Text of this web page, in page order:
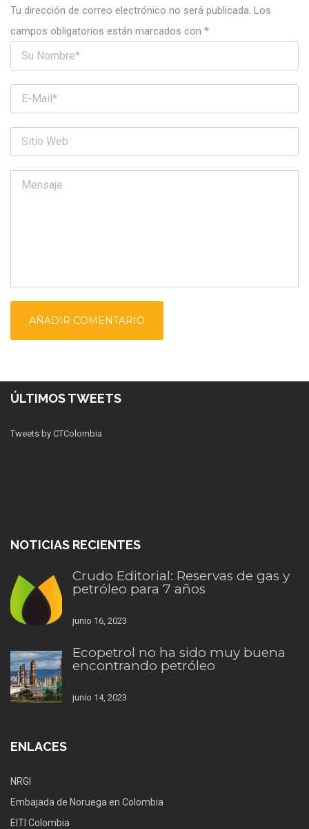
Tu dirección de correo electrónico no será publicada. Los
campos obligatorios están marcados con *
ÚLTIMOS TWEETS
Tweets by CTColombia
NOTICIAS RECIENTES
Crudo Editorial: Reservas de gas y
petróleo para 7 años
junio 16, 2023
Ecopetrol no ha sido muy buena
encontrando petróleo
junio 14, 2023
ENLACES
NRGI
Embajada de Noruega en Colombia
EITI Colombia